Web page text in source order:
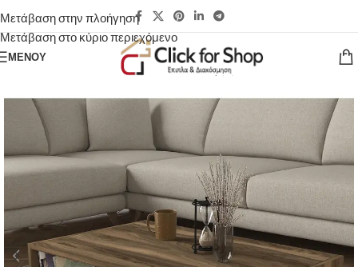
Μετάβαση στην πλοήγηση
Μετάβαση στο κύριο περιεχόμενο
ΜΕΝΟΎ